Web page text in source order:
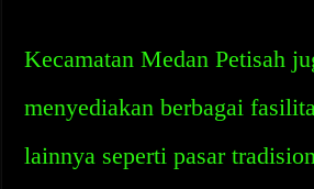
Kecamatan Medan Petisah
menyediakan berbagai
lainnya seperti pasar